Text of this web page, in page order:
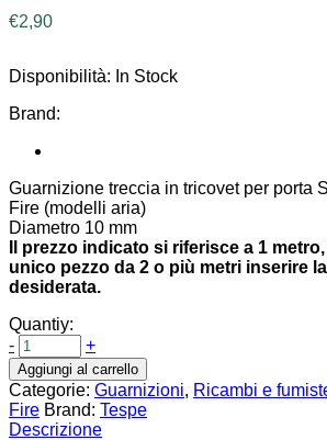
€2,90
Disponibilità: In Stock
Brand:
Guarnizione treccia in tricovet per porta
Fire (modelli aria)
Diametro 10 mm
Il prezzo indicato si riferisce a 1
unico pezzo da 2 o più metri inserire
desiderata.
Quantiy:
-
+
Aggiungi al carrello
Categorie: Guarnizioni, Ricambi e
Fire Brand: Tespe
Descrizione